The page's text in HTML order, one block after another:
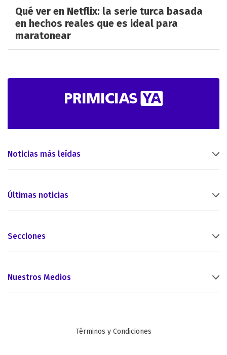
Qué ver en Netflix: la serie turca basada
en hechos reales que es ideal para
maratonear
Noticias más leídas
Últimas noticias
Secciones
Nuestros Medios
Términos y Condiciones